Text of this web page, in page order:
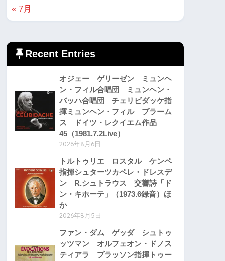
« 7月
Recent Entries
オジェー ゲリーゼン ミュンヘ
ン・フィル合唱団 ミュンヘン・
バッハ合唱団 チェリビダッケ指
揮ミュンヘン・フィル ブラーム
ス ドイツ・レクイエム作品
45（1981.7.2Live）
2026年8月6日
トルトゥリエ ロスタル ケンペ
指揮シュターツカペレ・ドレスデ
ン R.シュトラウス 交響詩「ド
ン・キホーテ」（1973.6録音）ほ
か
2026年8月5日
ファン・ダム ゲッダ シュトゥ
ッツマン オルフェオン・ドノス
ティアラ プラッソン指揮トゥー